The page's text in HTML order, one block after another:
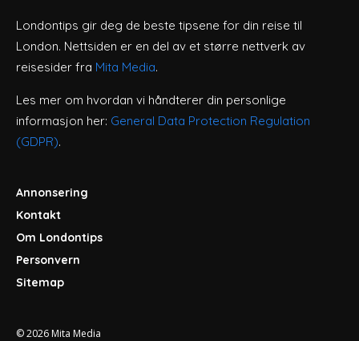
Londontips gir deg de beste tipsene for din reise til
London. Nettsiden er en del av et større nettverk av
reisesider fra Mita Media.
Les mer om hvordan vi håndterer din personlige
informasjon her: General Data Protection Regulation
(GDPR).
Annonsering
Kontakt
Om Londontips
Personvern
Sitemap
© 2026 Mita Media